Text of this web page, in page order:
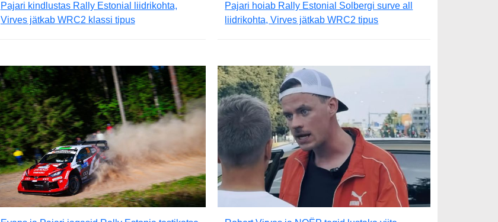
Pajari kindlustas Rally Estonial liidrikohta,
Virves jätkab WRC2 klassi tipus
Pajari hoiab Rally Estonial Solbergi surve all
liidrikohta, Virves jätkab WRC2 tipus